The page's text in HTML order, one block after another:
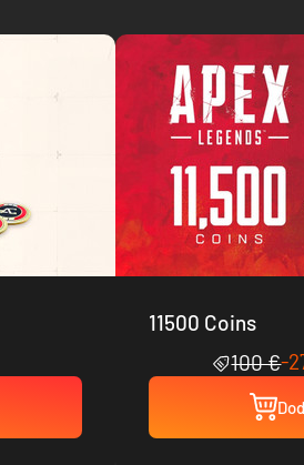
11500 Coins
100 €-